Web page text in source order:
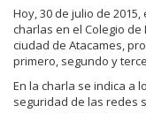
Hoy, 30 de julio de
charlas en el Colegio
ciudad de Atacames,
primero, segundo y
En la charla se indica a
seguridad de las redes